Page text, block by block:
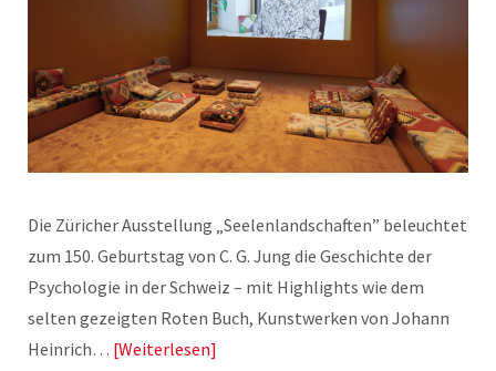
Die Züricher Ausstellung „Seelenlandschaften” beleuchtet
zum 150. Geburtstag von C. G. Jung die Geschichte der
Psychologie in der Schweiz – mit Highlights wie dem
selten gezeigten Roten Buch, Kunstwerken von Johann
Heinrich… Weiterlesen